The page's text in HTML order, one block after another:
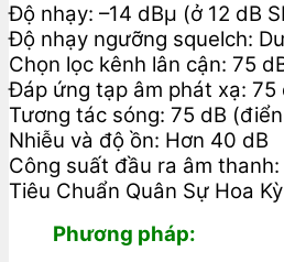
Độ nhạy: –14 dBμ (ở 12 dB
Độ nhạy ngưỡng squelch:
Chọn lọc kênh lân cận: 75
Đáp ứng tạp âm phát xạ: 75
Tương tác sóng: 75 dB
Nhiễu và độ ồn: Hơn 40 dB
Công suất đầu ra âm
Tiêu Chuẩn Quân Sự Hoa
Phương pháp: